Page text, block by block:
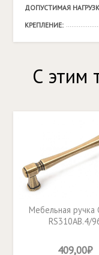
ДОПУСТИМАЯ
КРЕПЛЕНИЕ:
С этим
Мебельная ручка
RS310AB.4/
409,00₽